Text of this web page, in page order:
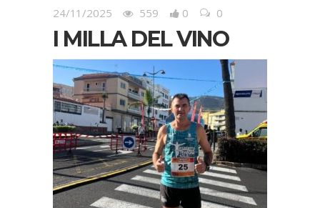
24/11/2025 559 0 0
I MILLA DEL VINO